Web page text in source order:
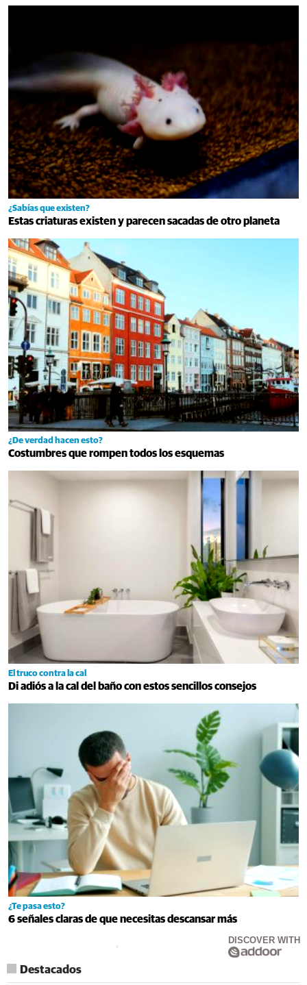
¿Sabías que existen?
Estas criaturas existen y parecen sacadas de otro planeta
¿De verdad hacen esto?
Costumbres que rompen todos los esquemas
El truco contra la cal
Di adiós a la cal del baño con estos sencillos consejos
¿Te pasa esto?
6 señales claras de que necesitas descansar más
DISCOVER WITH
Destacados